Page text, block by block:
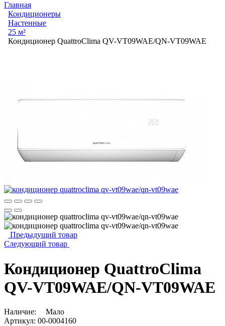
Главная
Кондиционеры
Настенные
25 м²
Кондиционер QuattroСlima QV-VT09WAE/QN-VT09WAE
Предыдущий товар
Следующий товар
Кондиционер QuattroСlima
QV-VT09WAE/QN-VT09WAE
Наличие:
Мало
Артикул: 00-0004160